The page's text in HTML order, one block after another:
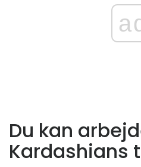
Du kan
Kardashians